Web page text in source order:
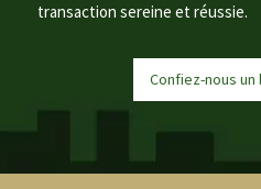
transaction sereine et réussie.
Confiez-nous